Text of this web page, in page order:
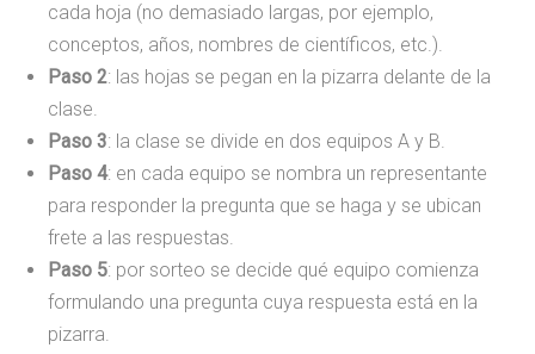
cada hoja (no demasiado largas, por ejemplo,
conceptos, años, nombres de científicos, etc.).
Paso 2: las hojas se pegan en la pizarra delante de la
clase.
Paso 3: la clase se divide en dos equipos A y B.
Paso 4: en cada equipo se nombra un representante
para responder la pregunta que se haga y se ubican
frete a las respuestas.
Paso 5: por sorteo se decide qué equipo comienza
formulando una pregunta cuya respuesta está en la
pizarra.